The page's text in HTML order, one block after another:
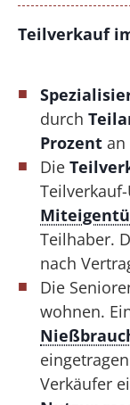
Teilverkauf
durch
Prozent an
Die
Teilhaber.
nach
Die
wohnen.
Verkäufer